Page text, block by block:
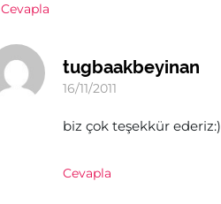
Cevapla
tugbaakbeyinan
16/11/2011
biz çok teşekkür ederiz:)
Cevapla